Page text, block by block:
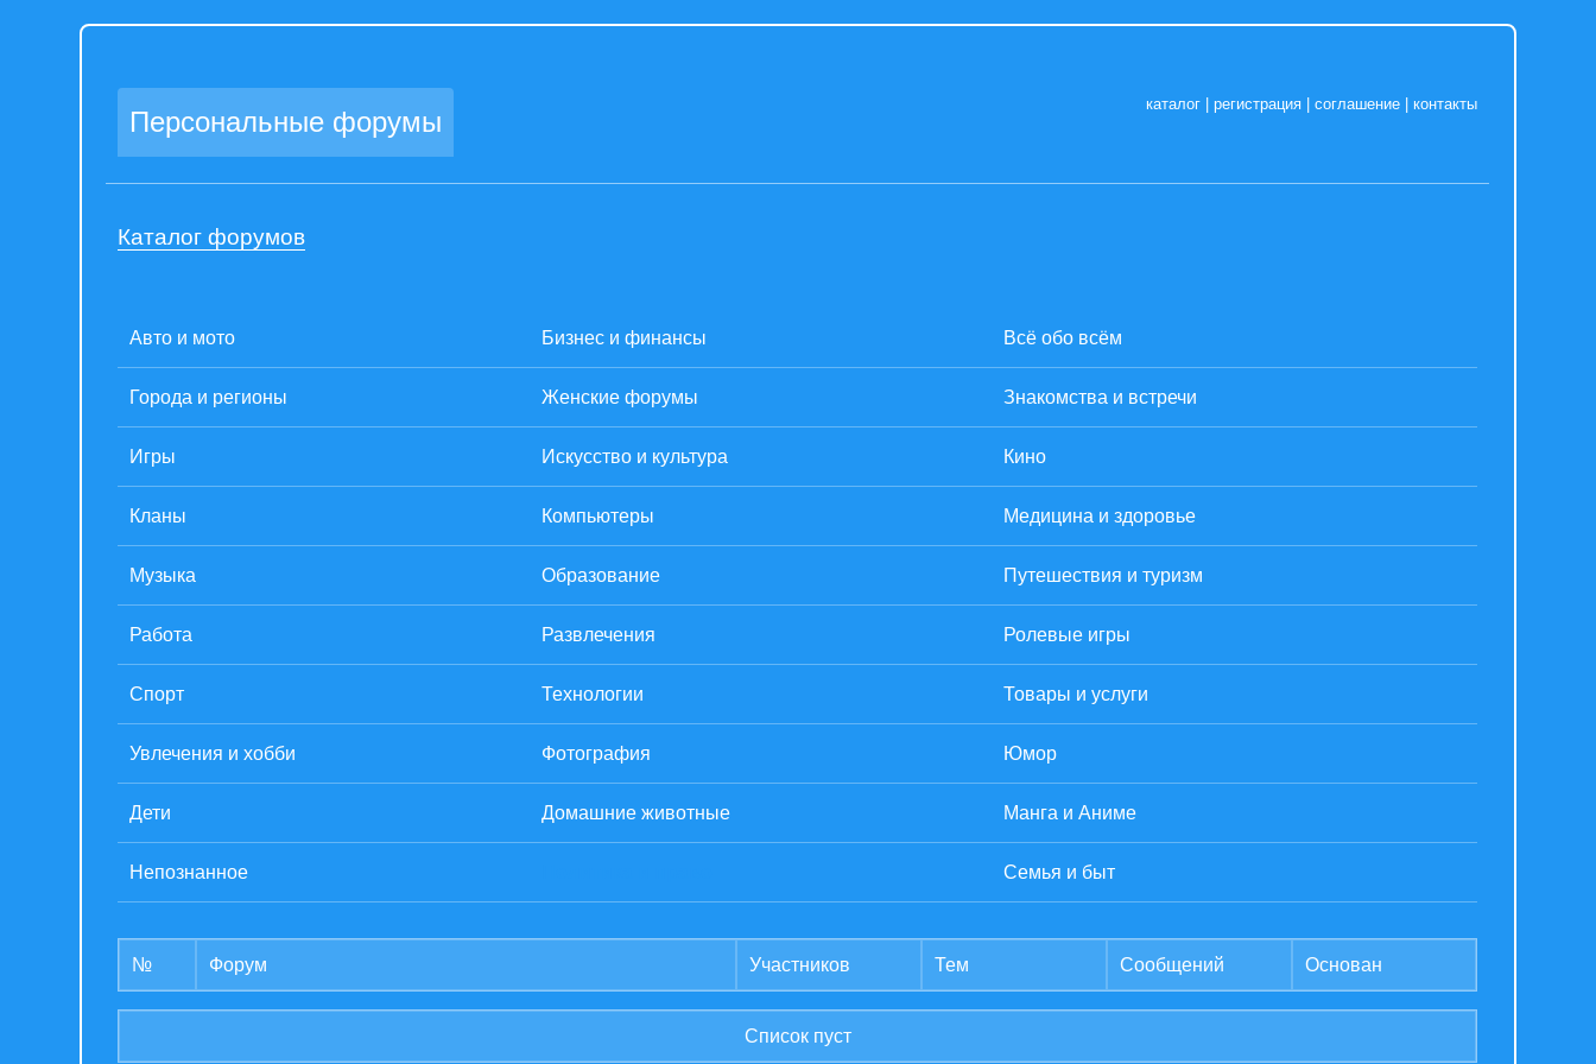
Персональные форумы
каталог |регистрация |соглашение |контакты
Каталог форумов
Авто и мото Бизнес и финансы Всё обо всём
Города и регионы Женские форумы Знакомства и встречи
Игры Искусство и культура Кино
Кланы Компьютеры Медицина и здоровье
Музыка Образование Путешествия и туризм
Работа Развлечения Ролевые игры
Спорт Технологии Товары и услуги
Увлечения и хобби Фотография Юмор
Дети Домашние животные Манга и Аниме
Непознанное Семья и быт
№ Форум Участников Тем Сообщений Основан
Список пуст